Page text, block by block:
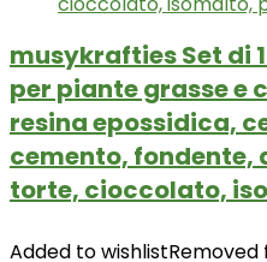
musykrafties Set di
per piante grasse e
resina epossidica,
cemento, fondente,
torte, cioccolato,
Added to wishlistRemoved